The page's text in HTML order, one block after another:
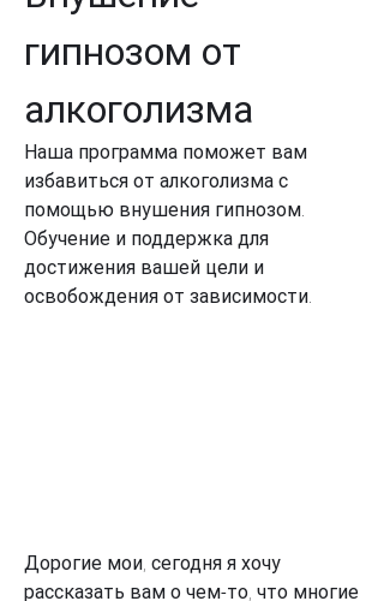
гипнозом от
алкоголизма
Наша программа поможет вам
избавиться от алкоголизма с
помощью внушения гипнозом.
Обучение и поддержка для
достижения вашей цели и
освобождения от зависимости.
Дорогие мои, сегодня я хочу
рассказать вам о чем-то, что многие